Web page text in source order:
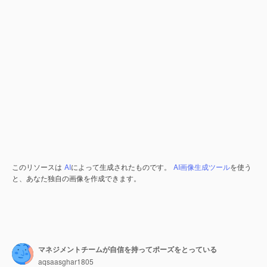
このリソースは AIによって生成されたものです。 AI画像生成ツールを使う
と、あなた独自の画像を作成できます。
マネジメントチームが自信を持ってポーズをとっている
aqsaasghar1805